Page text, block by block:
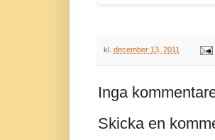
kl. december 13, 2011
Inga
Skicka en